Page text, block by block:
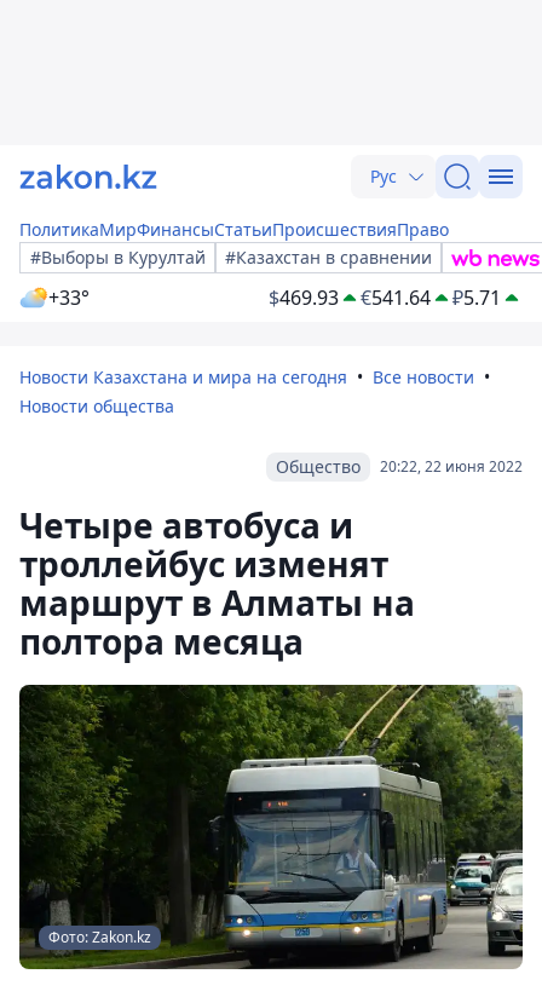
Рус
ПолитикаМирФинансыСтатьиПроисшествияПраво
#Выборы в Курултай
#Казахстан в сравнении
+33° $469.93 €541.64 ₽5.71
Новости Казахстана и мира на сегодня
Все новости
Новости общества
20:22, 22 июня 2022
Общество
Четыре автобуса и
троллейбус изменят
маршрут в Алматы на
полтора месяца
Фото: Zakon.kz